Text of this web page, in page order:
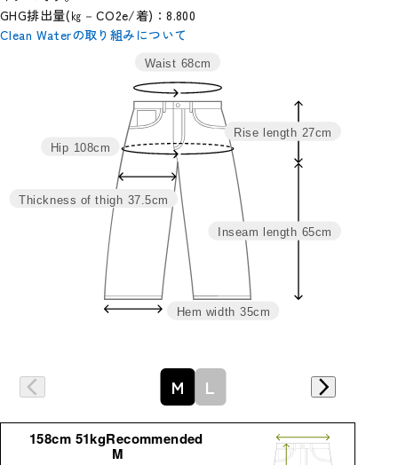
GHG排出量(㎏－CO2e/着)：8.800
Clean Waterの取り組みについて
ヒッ
プ
わた
り
裾
幅
下
108 37.5 27 65
92
114 39.5 67
詳細はこちら
Inseam length 65cm
Rise length 27cm
Hem width 35cm
Thickness of thigh 37.5cm
Hip 108cm
Waist 68cm
M L
158cm 51kgRecommended
M